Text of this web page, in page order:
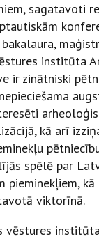
sagatavoti
institūta
ir zinātniski
kā arī
spēlē par
pieminekļiem,
viktorīnā.
vēstures